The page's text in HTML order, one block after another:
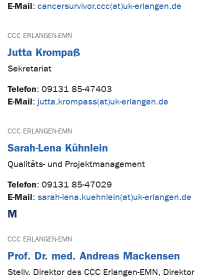
E-Mail: cancersurvivor.ccc(at)uk-erlangen.de
CCC ERLANGEN-EMN
Jutta Krompaß
Sekretariat
Telefon: 09131 85-47403
E-Mail: jutta.krompass(at)uk-erlangen.de
CCC ERLANGEN-EMN
Sarah-Lena Kühnlein
Qualitäts- und Projektmanagement
Telefon: 09131 85-47029
E-Mail: sarah-lena.kuehnlein(at)uk-erlangen.de
M
CCC ERLANGEN-EMN
Prof. Dr. med. Andreas Mackensen
Stellv. Direktor des CCC Erlangen-EMN, Direktor